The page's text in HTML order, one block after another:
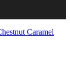
Caramel